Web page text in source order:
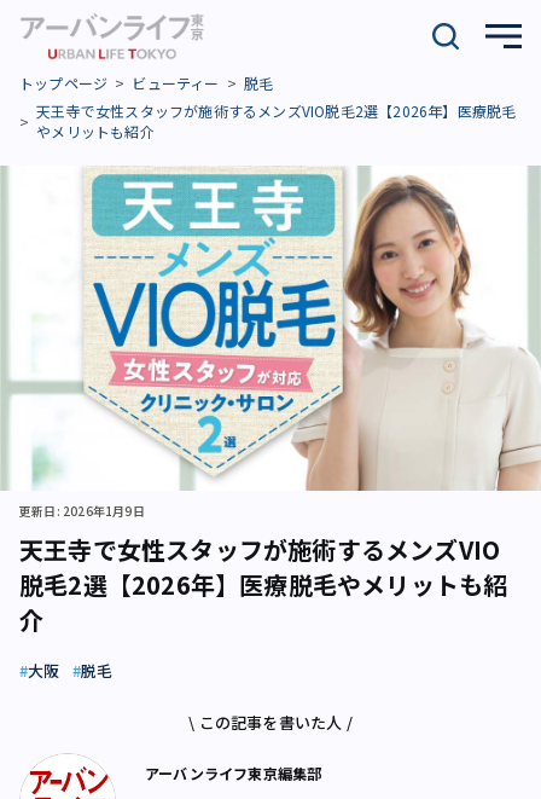
トップページ ビューティー
脱毛
天王寺で女性スタッフが施術するメンズVIO脱毛2選【2026年】医療脱毛
やメリットも紹介
天王寺で女性スタッフが施術するメンズVIO
脱毛2選【2026年】医療脱毛やメリットも紹
介
更新日: 2026年1月9日
大阪 脱毛
\ この記事を書いた人 /
アーバンライフ東京編集部